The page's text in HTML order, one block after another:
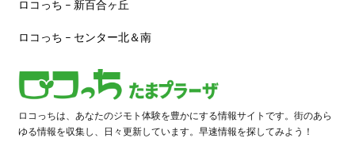
ロコっち – 新百合ヶ丘
ロコっち – センター北＆南
ロコっちは、あなたのジモト体験を豊かにする情報サイトです。街のあら
ゆる情報を収集し、日々更新しています。早速情報を探してみよう！